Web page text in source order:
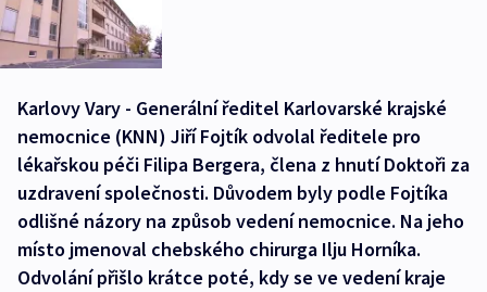
Karlovy Vary - Generální ředitel Karlovarské krajské
nemocnice (KNN) Jiří Fojtík odvolal ředitele pro
lékařskou péči Filipa Bergera, člena z hnutí Doktoři za
uzdravení společnosti. Důvodem byly podle Fojtíka
odlišné názory na způsob vedení nemocnice. Na jeho
místo jmenoval chebského chirurga Ilju Horníka.
Odvolání přišlo krátce poté, kdy se ve vedení kraje